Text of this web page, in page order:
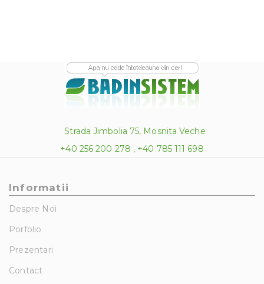
Strada Jimbolia 75, Mosnita Veche
+40 256 200 278 , +40 785 111 698
Informatii
Despre Noi
Porfolio
Prezentari
Contact